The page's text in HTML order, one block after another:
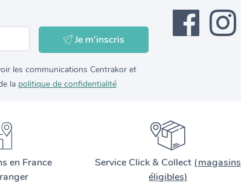
Je m'inscris
les communications Centrakor et
la politique de confidentialité
en France
Service Click & Collect (magasins
éligibles)